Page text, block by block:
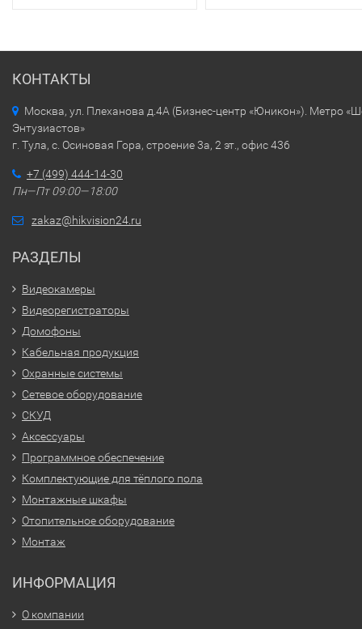
КОНТАКТЫ
Москва, ул. Плеханова д.4А (Бизнес-центр «Юникон»). Метро
Энтузиастов»
г. Тула, с. Осиновая Гора, строение 3а, 2 эт., офис 436
+7 (499) 444-14-30
Пн—Пт 09:00—18:00
zakaz@hikvision24.ru
РАЗДЕЛЫ
Видеокамеры
Видеорегистраторы
Домофоны
Кабельная продукция
Охранные системы
Сетевое оборудование
СКУД
Аксессуары
Программное обеспечение
Комплектующие для тёплого пола
Монтажные шкафы
Отопительное оборудование
Монтаж
ИНФОРМАЦИЯ
О компании